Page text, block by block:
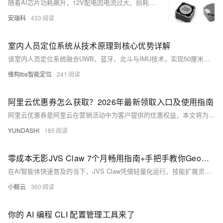
随着AI芯片功耗飙升，12V配电因电流过大、损耗剧增（I²R）难以为继。48V母线成行业新标准，大幅降低损耗、提升密度。中间总线转换器（IBC）作为48V→中间电压的关键枢纽，对高效率、高功率密度提出严苛要求。贴片功率电感由此升级为核心磁件：需兼顾大电流、低DCR、高频低损与紧凑布局，支撑AI服务器供电网络演进。
安瑞科 433
室内人员定位系统从技术原理到核心优势详解
该室内人员定位系统融合UWB、蓝牙、北斗与IMU技术，实现50厘米级高精度、无死角定位；具备防爆耐用硬件、多网传输、智能解算与云端平台，支持电子围栏、SOS报警、轨迹回放等闭环管理，适配工业、医疗、矿山等复杂场景，助力企业构建智能化、数字化人员安全管理体系。（239字）
维构lbs智能定位 241
阿里云优惠券怎么获取？2026年最新领取入口及使用指南
阿里云优惠券是阿里云在营销活动中为客户提供的优惠权益，本文将为大家分享最新阿里云优惠券领取入口及使用指南，助力大家低成本上云！
YUNDASHI 185
零成本无影JVS Claw 7个月畅用指南+手把手教你GeoMind地理情报可视化AI助手改造教程
在AI智能体快速普及的当下，JVS Claw凭借轻量化运行、技能扩展灵活、云端稳定在线等特点，成为许多用户进行自动化办公、信息处理、内容生成的实用工具。但不少用户面临使用时长不足、积分有限、功能无法满足专业场景等问题。本文将详细介绍基于学生认证实现7个月低成本使用无影JVS Claw的完整方法，同时手把手讲解如何通过开源项目GeoMind，将通用JVS Claw改造为专注科研与产业地理情报的可视化智能助手，实现飞书文档解析、实体抽取、产业链关系建模、地理编码、地图可视化等专业能力，让AI工具真正服务于科研分析、产业研究、供应链观测等实际场景。
小鲸云 360
你的 AI 编程 CLI 配置管理工具来了